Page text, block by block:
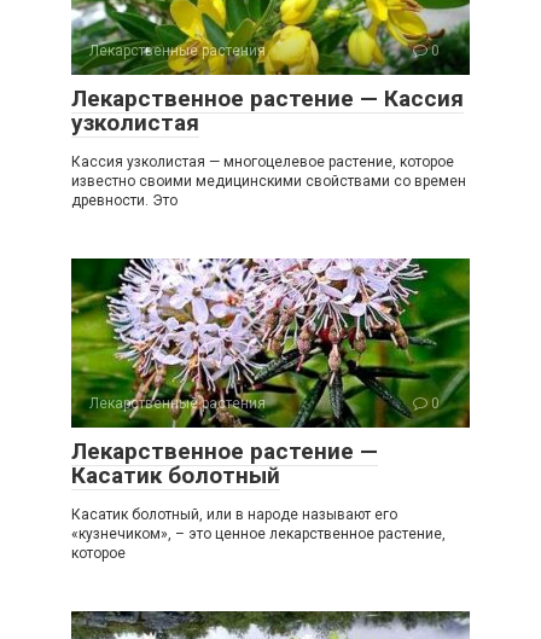
Лекарственные растения 0
Лекарственное растение — Кассия
узколистая
Кассия узколистая — многоцелевое растение, которое
известно своими медицинскими свойствами со времен
древности. Это
Лекарственные растения 0
Лекарственное растение —
Касатик болотный
Касатик болотный, или в народе называют его
«кузнечиком», – это ценное лекарственное растение,
которое